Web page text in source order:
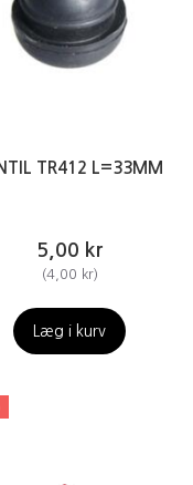
TR412 L=33MM
5,00 kr
(4,00 kr)
Læg i kurv